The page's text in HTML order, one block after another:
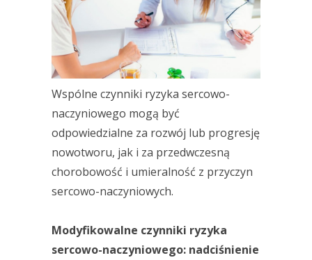
Wspólne czynniki ryzyka sercowo-
naczyniowego mogą być
odpowiedzialne za rozwój lub progresję
nowotworu, jak i za przedwczesną
chorobowość i umieralność z przyczyn
sercowo-naczyniowych.
Modyfikowalne czynniki ryzyka
sercowo-naczyniowego: nadciśnienie